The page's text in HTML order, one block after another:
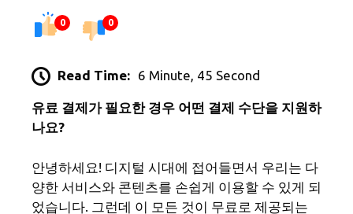
0 0
Read Time: 6 Minute, 45 Second
유료 결제가 필요한 경우 어떤 결제 수단을 지원하
나요?
안녕하세요! 디지털 시대에 접어들면서 우리는 다
양한 서비스와 콘텐츠를 손쉽게 이용할 수 있게 되
었습니다. 그런데 이 모든 것이 무료로 제공되는